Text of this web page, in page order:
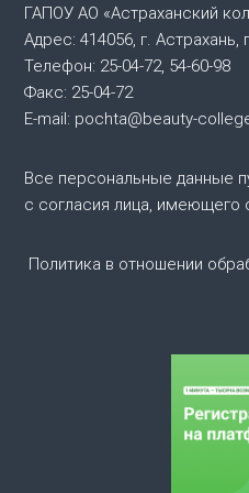
ц
и
я
п
з
ГАПОУ АО «Астраханский
Адрес: 414056, г.
Телефон: 25-04-72, 54-60-98
Факс: 25-04-72
E-mail: pochta@beauty-
Все персональные данные
с согласия лица, имеющего
Политика в отношении